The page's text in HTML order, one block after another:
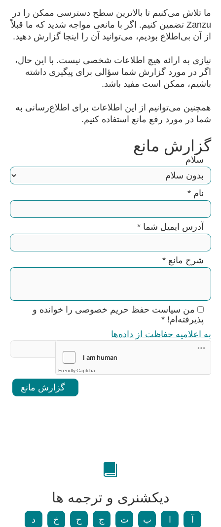
ما تلاش می‌کنیم تا بالاترین سطح دسترسی ممکن را در
Zanzu تضمین کنیم. اگر با مانعی مواجه شدید که ما قبلاً
از آن بی‌اطلاع بودیم، می‌توانید آن را اینجا گزارش دهید.
نیازی به ارائه هیچ اطلاعات شخصی نیست. با این حال،
اگر در مورد گزارش شما سؤالی برای پیگیری داشته
باشیم، ممکن است مفید باشد.
همچنین می‌توانیم از این اطلاعات برای اطلاع‌رسانی به
شما در مورد رفع مانع استفاده کنیم.
گزارش مانع
سلام
نام *
آدرس ایمیل شما *
شرح مانع *
من سیاست حفظ حریم خصوصی را خوانده و
پذیرفته‌ام! *
به اعلامیه حفاظت از داده‌ها
Friendly Captcha
گزارش مانع
دیکشنری و ترجمه ها
ب ت ج ح خ د